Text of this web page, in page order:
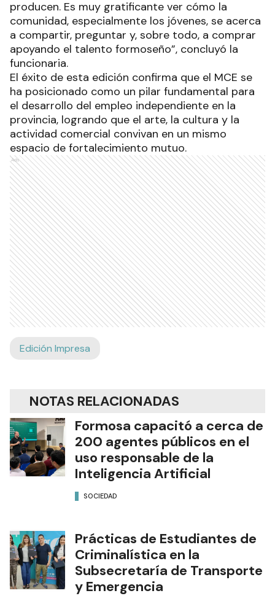
producen. Es muy gratificante ver cómo la
comunidad, especialmente los jóvenes, se acerca
a compartir, preguntar y, sobre todo, a comprar
apoyando el talento formoseño”, concluyó la
funcionaria.
El éxito de esta edición confirma que el MCE se
ha posicionado como un pilar fundamental para
el desarrollo del empleo independiente en la
provincia, logrando que el arte, la cultura y la
actividad comercial convivan en un mismo
espacio de fortalecimiento mutuo.
Ads
Edición Impresa
NOTAS RELACIONADAS
Formosa capacitó a cerca de
200 agentes públicos en el
uso responsable de la
Inteligencia Artificial
SOCIEDAD
Prácticas de Estudiantes de
Criminalística en la
Subsecretaría de Transporte
y Emergencia